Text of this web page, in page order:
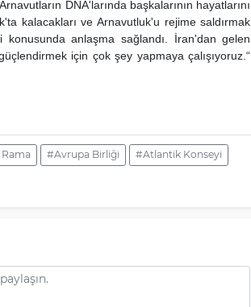
DNA'larında başkalarının hayatlarını
kalacakları ve Arnavutluk'u rejime saldırmak
anlaşma sağlandı. İran'dan gelen
için çok şey yapmaya çalışıyoruz.“
#Avrupa Birliği #Atlantik Konseyi